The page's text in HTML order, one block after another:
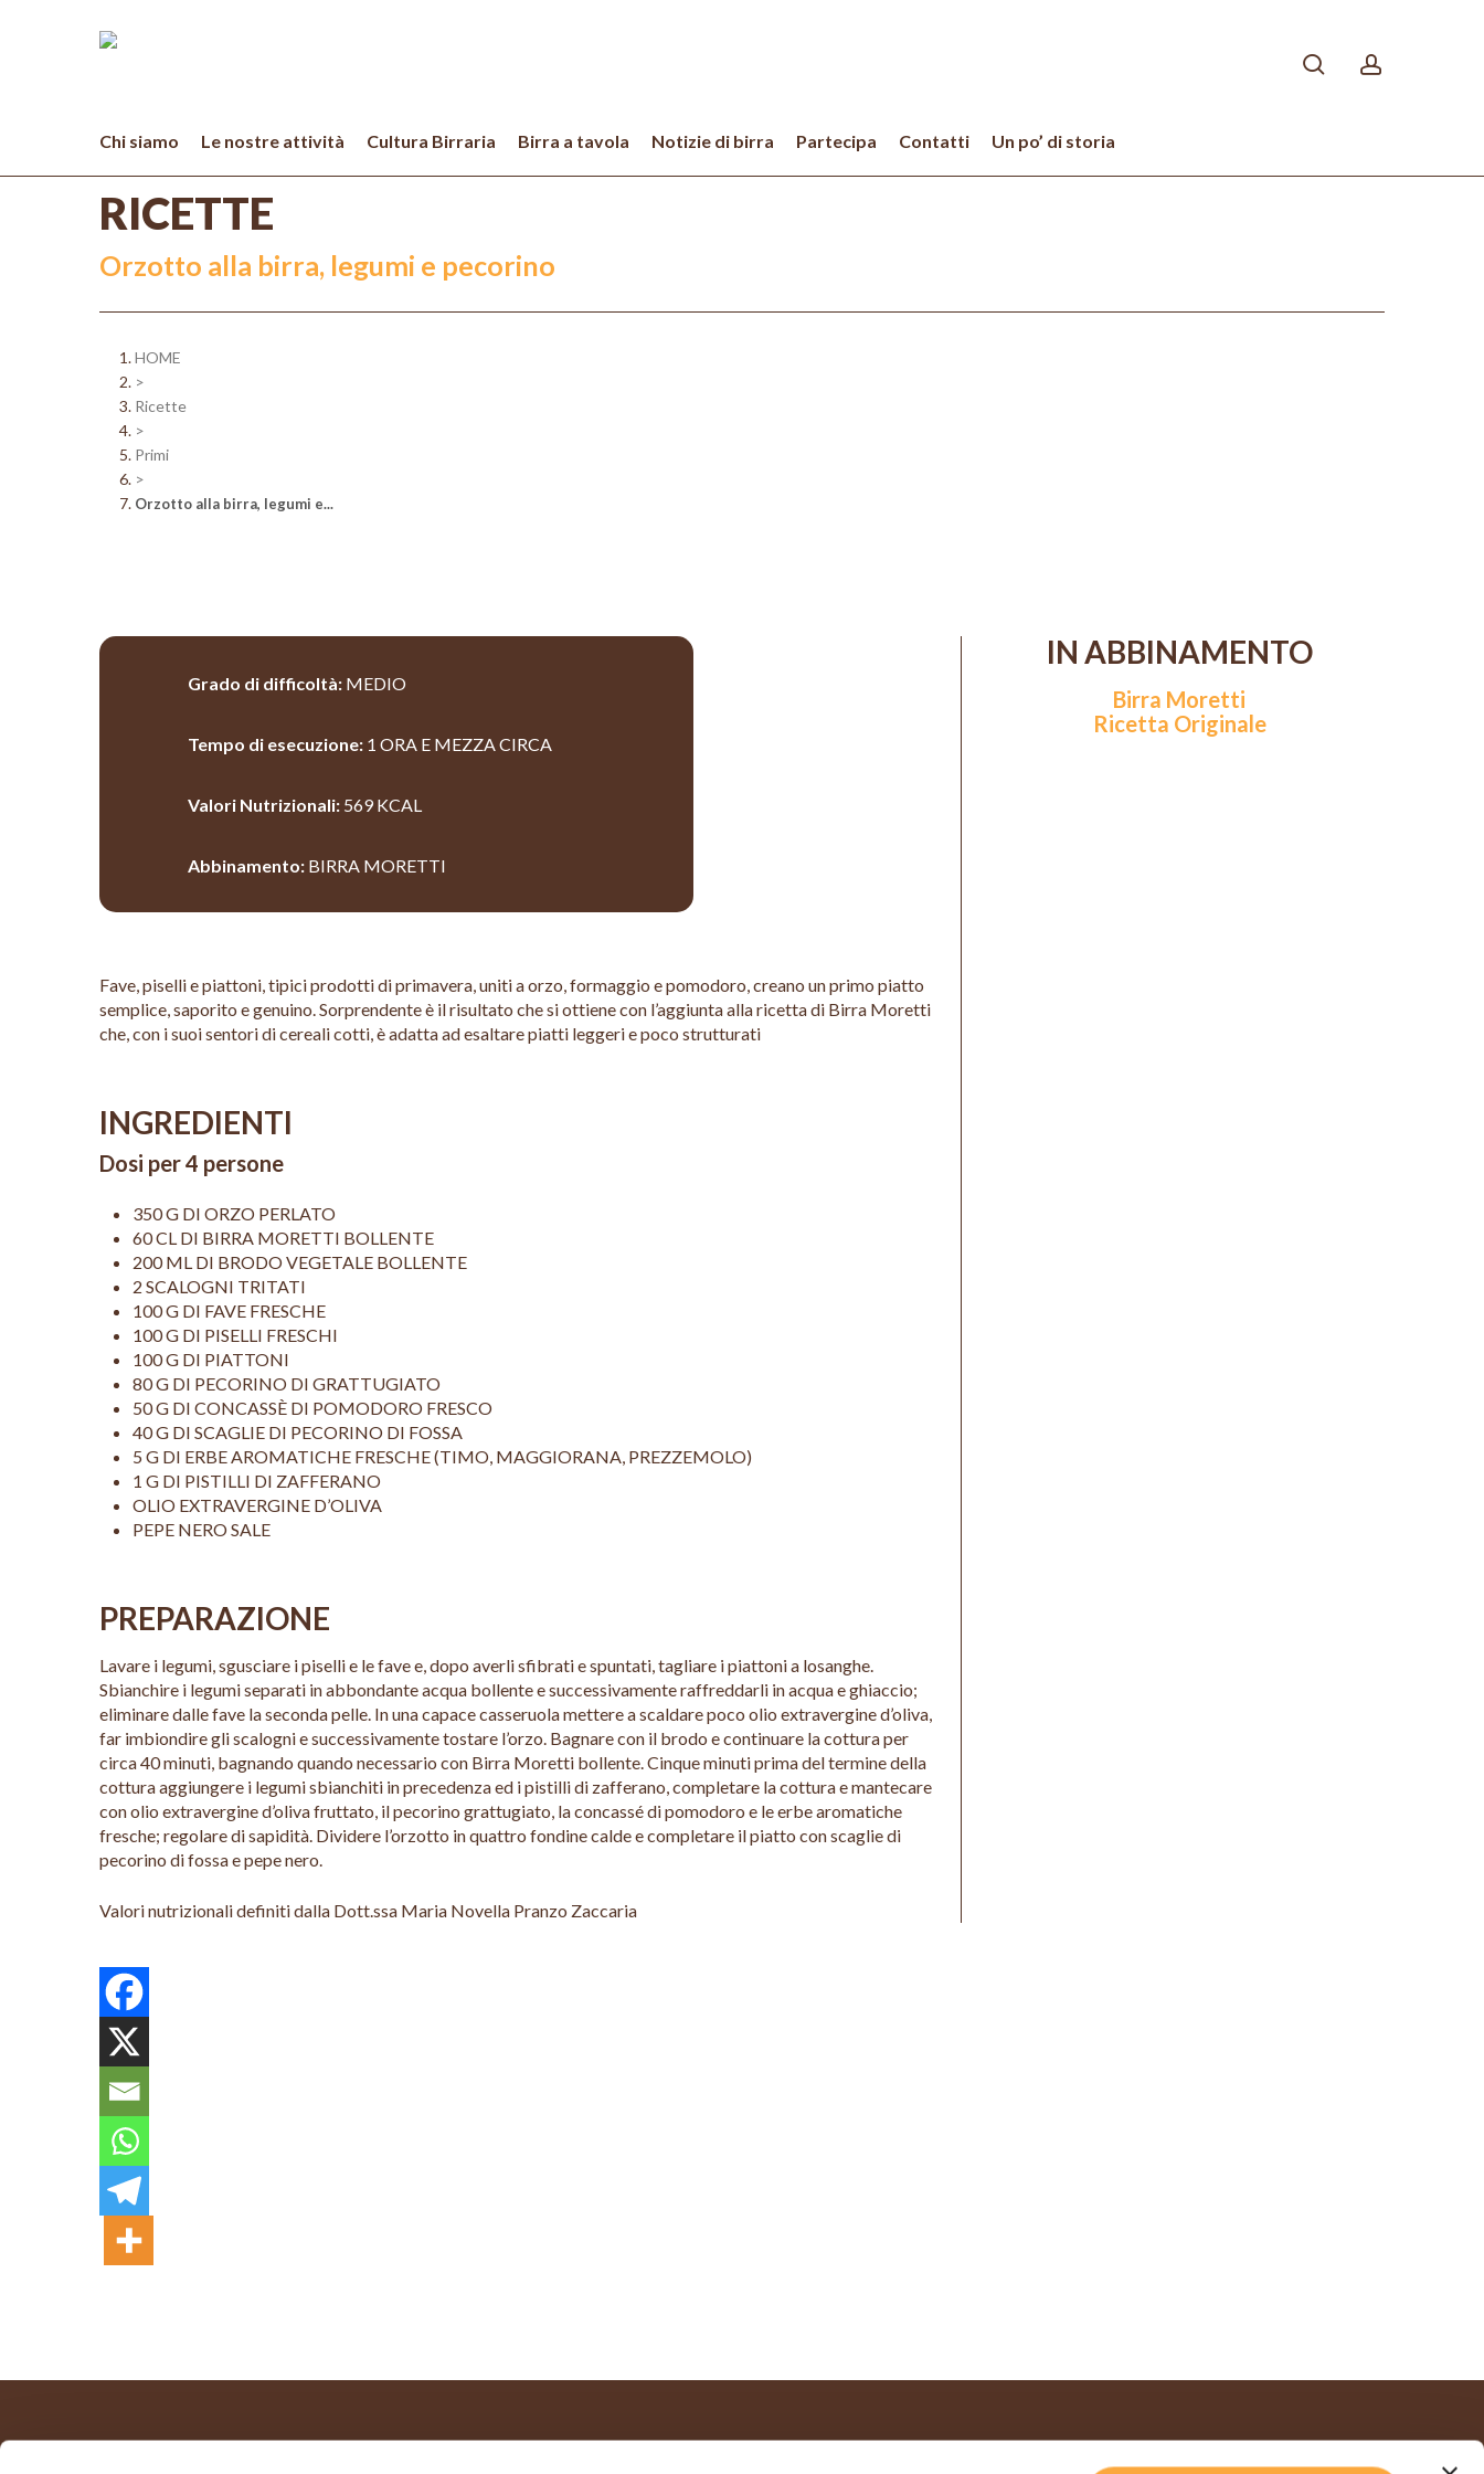
Chi siamo Le nostre attività Cultura Birraria Birra a tavola Notizie di birra Partecipa Contatti Un po’ di storia
search
RICETTE
Orzotto alla birra, legumi e pecorino
HOME
>
Ricette
>
Primi
>
Orzotto alla birra, legumi e...
Grado di difficoltà: MEDIO
Tempo di esecuzione: 1 ORA E MEZZA CIRCA
Valori Nutrizionali: 569 KCAL
Abbinamento: BIRRA MORETTI
Fave, piselli e piattoni, tipici prodotti di primavera, uniti a orzo, formaggio e pomodoro, creano un primo piatto
semplice, saporito e genuino. Sorprendente è il risultato che si ottiene con l’aggiunta alla ricetta di Birra Moretti
che, con i suoi sentori di cereali cotti, è adatta ad esaltare piatti leggeri e poco strutturati
INGREDIENTI
Dosi per 4 persone
350 G DI ORZO PERLATO
60 CL DI BIRRA MORETTI BOLLENTE
200 ML DI BRODO VEGETALE BOLLENTE
2 SCALOGNI TRITATI
100 G DI FAVE FRESCHE
100 G DI PISELLI FRESCHI
100 G DI PIATTONI
80 G DI PECORINO DI GRATTUGIATO
50 G DI CONCASSÈ DI POMODORO FRESCO
40 G DI SCAGLIE DI PECORINO DI FOSSA
5 G DI ERBE AROMATICHE FRESCHE (TIMO, MAGGIORANA, PREZZEMOLO)
1 G DI PISTILLI DI ZAFFERANO
OLIO EXTRAVERGINE D’OLIVA
PEPE NERO SALE
PREPARAZIONE
Lavare i legumi, sgusciare i piselli e le fave e, dopo averli sfibrati e spuntati, tagliare i piattoni a losanghe.
Sbianchire i legumi separati in abbondante acqua bollente e successivamente raffreddarli in acqua e ghiaccio;
eliminare dalle fave la seconda pelle. In una capace casseruola mettere a scaldare poco olio extravergine d’oliva,
far imbiondire gli scalogni e successivamente tostare l’orzo. Bagnare con il brodo e continuare la cottura per
circa 40 minuti, bagnando quando necessario con Birra Moretti bollente. Cinque minuti prima del termine della
cottura aggiungere i legumi sbianchiti in precedenza ed i pistilli di zafferano, completare la cottura e mantecare
con olio extravergine d’oliva fruttato, il pecorino grattugiato, la concassé di pomodoro e le erbe aromatiche
fresche; regolare di sapidità. Dividere l’orzotto in quattro fondine calde e completare il piatto con scaglie di
pecorino di fossa e pepe nero.
Valori nutrizionali definiti dalla Dott.ssa Maria Novella Pranzo Zaccaria
IN ABBINAMENTO
Birra Moretti
Ricetta Originale